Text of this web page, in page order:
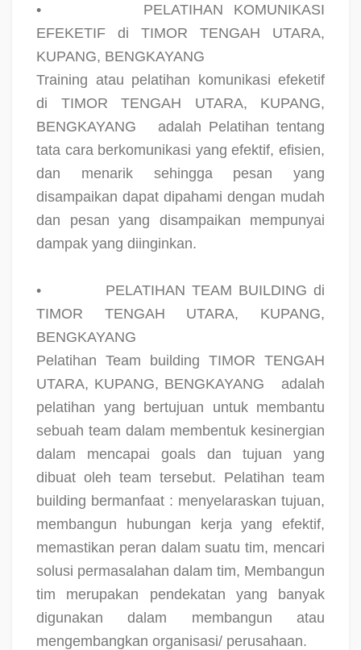
•
PELATIHAN KOMUNIKASI
EFEKETIF di TIMOR TENGAH UTARA,
KUPANG, BENGKAYANG
Training atau pelatihan komunikasi efeketif
di TIMOR TENGAH UTARA, KUPANG,
BENGKAYANG
adalah Pelatihan tentang
tata cara berkomunikasi yang efektif, efisien,
dan menarik sehingga pesan yang
disampaikan dapat dipahami dengan mudah
dan pesan yang disampaikan mempunyai
dampak yang diinginkan.
•
PELATIHAN TEAM BUILDING di
TIMOR TENGAH UTARA, KUPANG,
BENGKAYANG
Pelatihan Team building TIMOR TENGAH
UTARA, KUPANG, BENGKAYANG
adalah
pelatihan yang bertujuan untuk membantu
sebuah team dalam membentuk kesinergian
dalam mencapai goals dan tujuan yang
dibuat oleh team tersebut. Pelatihan team
building bermanfaat : menyelaraskan tujuan,
membangun hubungan kerja yang efektif,
memastikan peran dalam suatu tim, mencari
solusi permasalahan dalam tim, Membangun
tim merupakan pendekatan yang banyak
digunakan dalam membangun atau
mengembangkan organisasi/ perusahaan.